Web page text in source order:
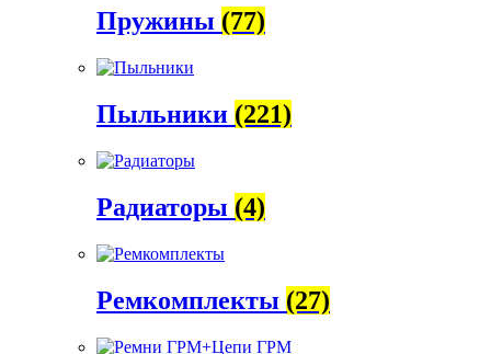
Пружины (77)
Пыльники (221)
Радиаторы (4)
Ремкомплекты (27)